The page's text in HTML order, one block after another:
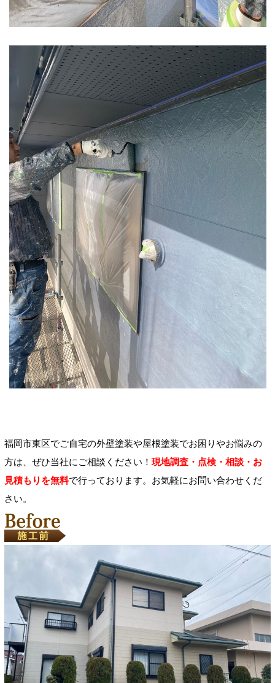
福岡市東区でご自宅の外壁塗装や屋根塗装でお困りやお悩みの
方は、ぜひ当社にご相談ください！ 現地調査・点検・相談・お
見積もりを無料で行っております。お気軽にお問い合わせくだ
さい。